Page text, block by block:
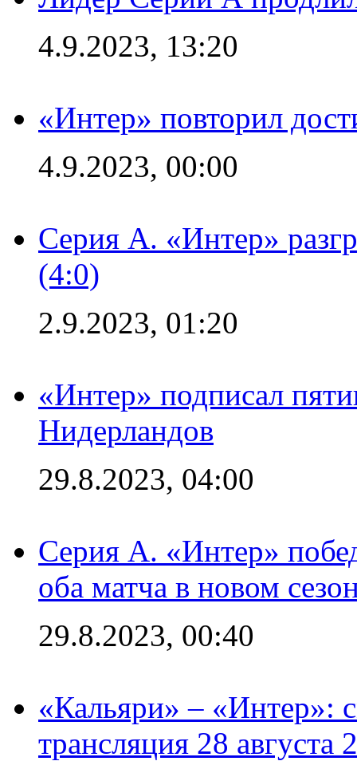
4.9.2023, 13:20
«Интер» повторил
4.9.2023, 00:00
Серия А. «Интер»
(4:0)
2.9.2023, 01:20
«Интер» подписал
Нидерландов
29.8.2023, 04:00
Серия А. «Интер»
оба матча в новом
29.8.2023, 00:40
«Кальяри» – «Интер»:
трансляция 28 августа